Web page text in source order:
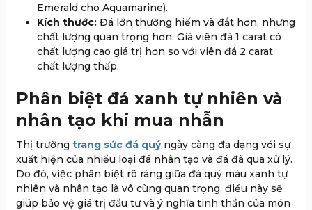
Emerald cho Aquamarine).
Kích thước: Đá lớn thường hiếm và đắt hơn, nhưng
chất lượng quan trọng hơn. Giá viên đá 1 carat có
chất lượng cao giá trị hơn so với viên đá 2 carat
chất lượng thấp.
Phân biệt đá xanh tự nhiên và
nhân tạo khi mua nhẫn
Thị trường trang sức đá quýngày càng đa dạng với sự
xuất hiện của nhiều loại đá nhân tạo và đá đã qua xử lý.
Do đó, việc phân biệt rõ ràng giữa đá quý màu xanh tự
nhiên và nhân tạo là vô cùng quan trọng, điều này sẽ
giúp bảo vệ giá trị đầu tư và ý nghĩa tinh thần của món